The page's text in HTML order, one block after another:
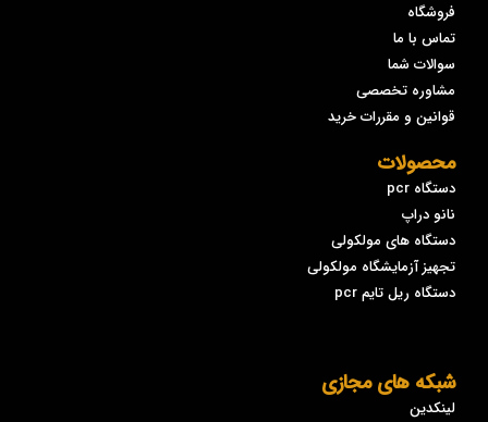
فروشگاه
تماس با ما
سوالات شما
مشاوره تخصصی
قوانین و مقررات خرید
محصولات
دستگاه pcr
نانو دراپ
دستگاه های مولکولی
تجهیز آزمایشگاه مولکولی
دستگاه ریل تایم pcr
شبکه های مجازی
لینکدین